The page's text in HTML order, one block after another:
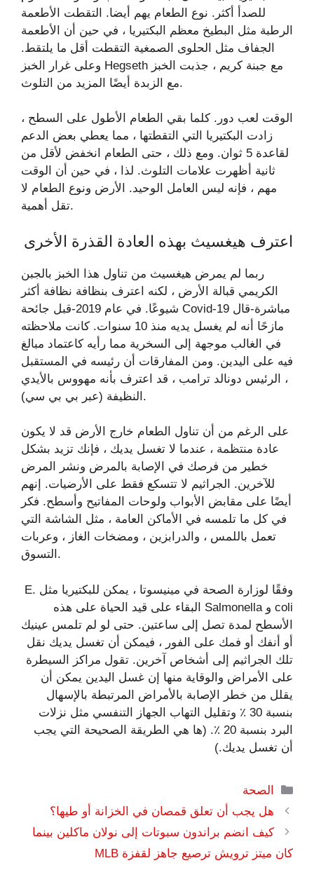
للصدأ أكثر. نوع الطعام يهم أيضا. التقطت الأطعمة
الرطبة مثل البطيخ معظم البكتيريا ، في حين أن الأطعمة
الجفاف مثل الحلوى الصمغية التقطت أقل ما يلتقط.
وعلى غرار الخبز Hegseth مع جبنة كريم ، جذبت الخبز
مع الزبدة أيضًا المزيد من التلوث.
الوقت لعب دور. كلما بقي الطعام الأطول على السطح ،
زادت البكتيريا التي التقطتها ، مما يعطي بعض الدعم
لقاعدة 5 ثوان. ومع ذلك ، حتى الطعام انخفض لأقل من
ثانية أظهرت علامات التلوث. لذا ، في حين أن الوقت
مهم ، فإنه ليس العامل الوحيد. الأرض ونوع الطعام لا
تقل أهمية.
اعترف هيغسيث بهذه العادة القذرة الأخرى
ربما لم يمرض هيغسيث من تناول هذا الخبز بالجبن
الكريمي قبالة الأرض ، لكنه اعترف بنظافة نظافة أكثر
شيوعًا. في عام 2019-قبل جائحة Covid-19 مباشرة-قال
مازحًا أنه لم يغسل يديه منذ 10 سنوات. كانت ملاحظته
في الغالب موجهة إلى السخرية مما رأيه كاعتماد مبالغ
فيه على اليدين. ومن المفارقات أن رئيسه في المستقبل
، الرئيس دونالد ترامب ، قد اعترف بأنه مهووس بالأيدي
النظيفة (عبر بي بي سي).
على الرغم من أن تناول الطعام خارج الأرض قد لا يكون
عادة منتظمة ، عندما لا تغسل يديك ، فإنك تزيد بشكل
خطير من فرصك في الإصابة بالمرض ونشر المرض
للآخرين. الجراثيم لا تتسكع فقط على الأرضيات. إنهم
أيضًا على مقابض الأبواب ولوحات المفاتيح وأسطح. فكر
في كل ما تلمسه في الأماكن العامة ، مثل الشاشة التي
تعمل باللمس ، والدرابزين ، ومضخات الغاز ، وعربات
التسوق.
وفقًا لوزارة الصحة في مينيسوتا ، يمكن للبكتيريا مثل E.
coli و Salmonella البقاء على قيد الحياة على هذه
الأسطح لمدة تصل إلى ساعتين. حتى لو لم تلمس عينيك
أو أنفك أو فمك على الفور ، فيمكن أن تغسل يديك نقل
تلك الجراثيم إلى أشخاص آخرين. تقول مراكز السيطرة
على الأمراض والوقاية منها إن غسل اليدين يمكن أن
يقلل من خطر الإصابة بالأمراض المرتبطة بالإسهال
بنسبة 30 ٪ وتقليل التهاب الجهاز التنفسي مثل نزلات
البرد بنسبة 20 ٪. (ها هي الطريقة الصحيحة التي يجب
أن تغسل يديك.)
التصنيفات
الصحة
هل يجب أن تعلق قمصان في الخزانة أو طيها؟
كيف انضم براندون سبوتات إلى نولان ماكلين بينما
كان ميتز ترويش ترصيع جاهز لقفزة MLB